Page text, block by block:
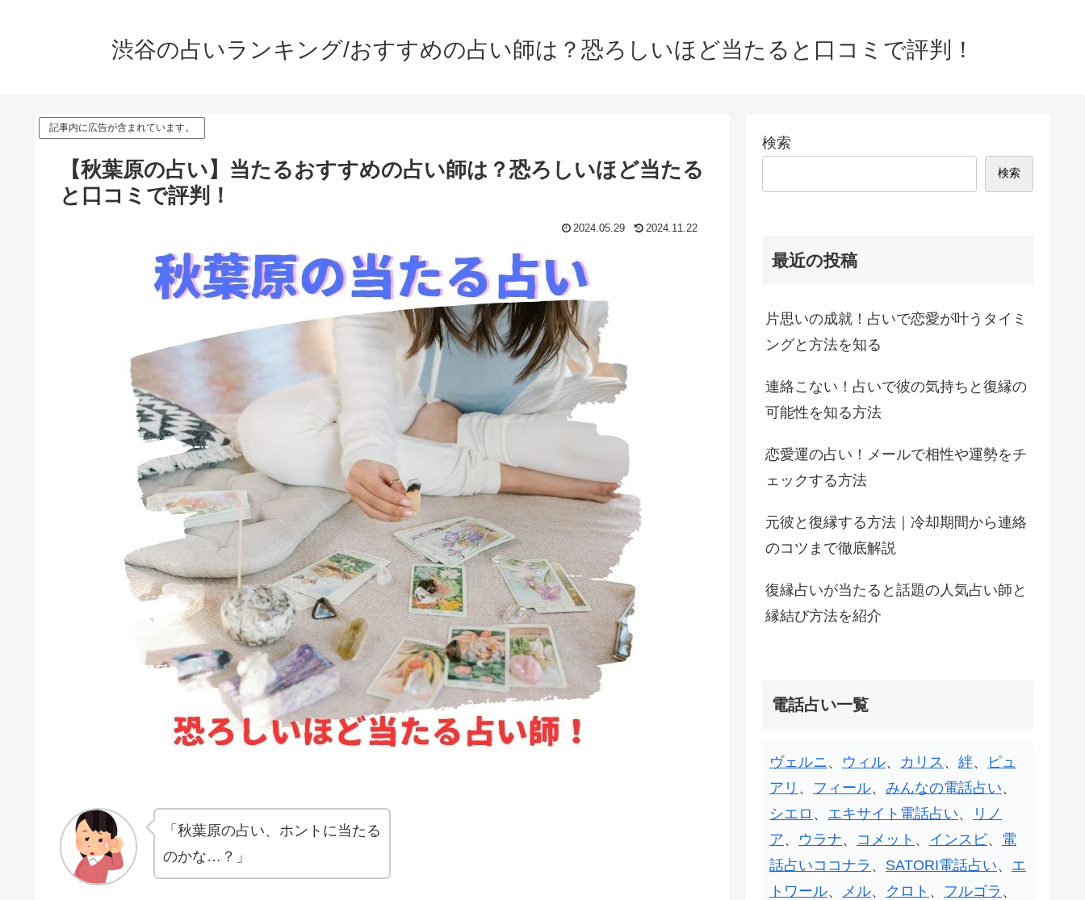
渋谷の占いランキング/おすすめの占い師は？恐ろしいほど当たると口コミで評判！
記事内に広告が含まれています。
【秋葉原の占い】当たるおすすめの占い師は？恐ろしいほど当たる
と口コミで評判！
2024.05.29 2024.11.22
「秋葉原の占い、ホントに当たる
のかな…？」
検索
検索
最近の投稿
片思いの成就！占いで恋愛が叶うタイミ
ングと方法を知る
連絡こない！占いで彼の気持ちと復縁の
可能性を知る方法
恋愛運の占い！メールで相性や運勢をチ
ェックする方法
元彼と復縁する方法｜冷却期間から連絡
のコツまで徹底解説
復縁占いが当たると話題の人気占い師と
縁結び方法を紹介
電話占い一覧
ヴェルニ 、 ウィル、 カリス 、 絆、
ピュ
アリ 、 フィール、 みんなの電話占い、
シエロ 、 エキサイト電話占い、
リノ
ア、 ウラナ、 コメット 、 インスピ、 電
話占いココナラ 、 SATORI電話占い、 エ
トワール、 メル、 クロト 、 フルゴラ 、